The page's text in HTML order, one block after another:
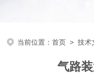
当前位置：首页 >技术
气路